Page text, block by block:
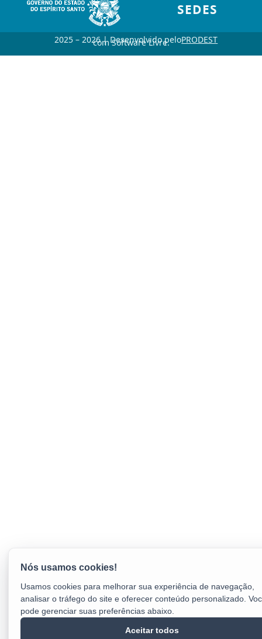
SEDES
2025 – 2026 | Desenvolvido peloPRODEST
com Software Livre.
Usamos cookies para melhorar sua experiência de navegação,
analisar o tráfego do site e oferecer conteúdo personalizado.
pode gerenciar suas preferências abaixo.
Aceitar todos